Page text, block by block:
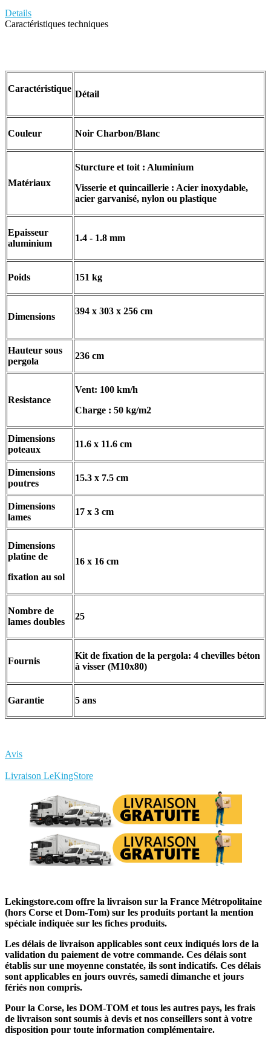
Details
Caractéristiques techniques
Caractéristique
Détail
Couleur Noir Charbon/Blanc
Matériaux
Sturcture et toit : Aluminium
Visserie et quincaillerie : Acier inoxydable,
acier garvanisé, nylon ou plastique
Epaisseur
aluminium
1.4 - 1.8 mm
Poids 151 kg
Dimensions
394 x 303 x 256 cm
Hauteur sous
pergola
236 cm
Resistance
Vent: 100 km/h
Charge : 50 kg/m2
Dimensions
poteaux
11.6 x 11.6 cm
Dimensions
poutres
15.3 x 7.5 cm
Dimensions
lames
17 x 3 cm
Dimensions
platine de
fixation au sol
16 x 16 cm
Nombre de
lames doubles
25
Fournis
Kit de fixation de la pergola: 4 chevilles béton
à visser (M10x80)
Garantie 5 ans
Avis
Livraison LeKingStore
Lekingstore.com offre la livraison sur la France Métropolitaine
(hors Corse et Dom-Tom) sur les produits portant la mention
spéciale indiquée sur les fiches produits.
Les délais de livraison applicables sont ceux indiqués lors de la
validation du paiement de votre commande. Ces délais sont
établis sur une moyenne constatée, ils sont indicatifs. Ces délais
sont applicables en jours ouvrés, samedi dimanche et jours
fériés non compris.
Pour la Corse, les DOM-TOM et tous les autres pays, les frais
de livraison sont soumis à devis et nos conseillers sont à votre
disposition pour toute information complémentaire.